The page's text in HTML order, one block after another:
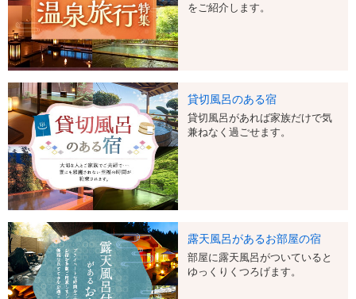
をご紹介します。
貸切風呂のある宿
貸切風呂があれば家族だけで気
兼ねなく過ごせます。
露天風呂があるお部屋の宿
部屋に露天風呂がついていると
ゆっくりくつろげます。